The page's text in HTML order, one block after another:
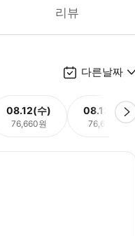
리뷰
다른날짜
08.12(수)
76,660원
08.13(목)
76,660원